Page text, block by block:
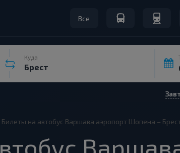
Все
Куда
Билеты на автобус Варшава аэропорт Шопена –